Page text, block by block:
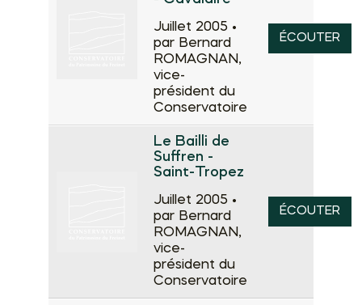
Juillet 2005 •
par Bernard
ROMAGNAN,
vice-
président du
Conservatoire
ÉCOUTER
Le Bailli de
Suffren -
Saint-Tropez
Juillet 2005 •
par Bernard
ROMAGNAN,
vice-
président du
Conservatoire
ÉCOUTER